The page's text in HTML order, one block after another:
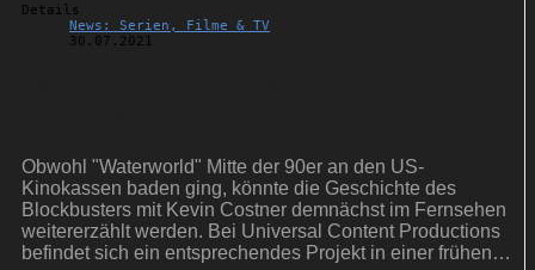
Details
News: Serien, Filme & TV
30.07.2021
Obwohl "Waterworld" Mitte der 90er an den US-
Kinokassen baden ging, könnte die Geschichte des
Blockbusters mit Kevin Costner demnächst im Fernsehen
weitererzählt werden. Bei Universal Content Productions
befindet sich ein entsprechendes Projekt in einer frühen